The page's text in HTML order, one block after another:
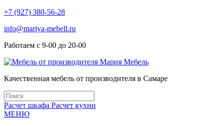
+7 (927) 380-56-28
info@mariya-mebell.ru
Работаем с 9-00 до 20-00
Качественная мебель от производителя в Самаре
Расчет шкафа Расчет кухни
МЕНЮ